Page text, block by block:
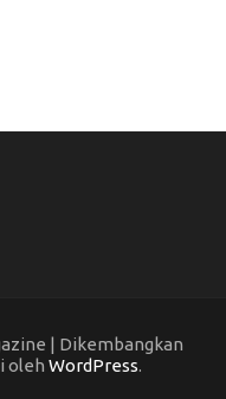
| Dikembangkan
oleh WordPress.